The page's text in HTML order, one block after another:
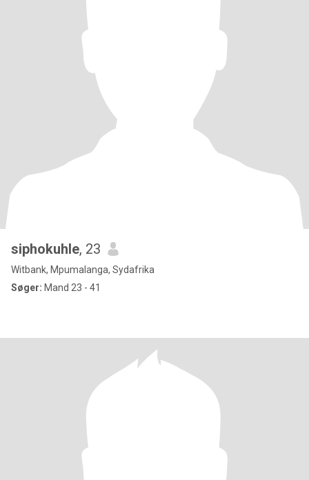
siphokuhle, 23
Witbank, Mpumalanga, Sydafrika
Søger: Mand 23 - 41